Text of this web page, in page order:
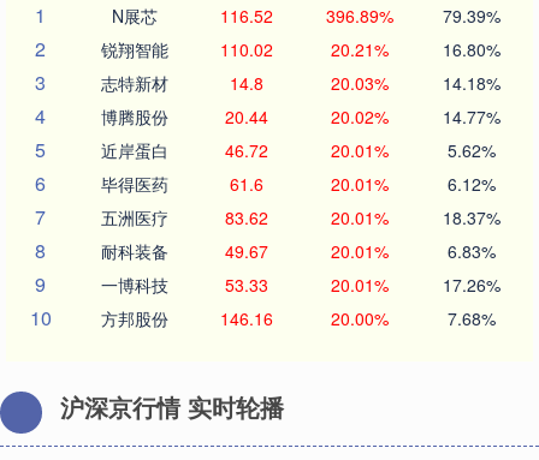
1
N展芯 116.52 396.89% 79.39%
2 锐翔智能 110.02 20.21% 16.80%
3 志特新材 14.8 20.03% 14.18%
4 博腾股份 20.44 20.02% 14.77%
5 近岸蛋白 46.72 20.01% 5.62%
6 毕得医药 61.6 20.01% 6.12%
7 五洲医疗 83.62 20.01% 18.37%
8 耐科装备 49.67 20.01% 6.83%
9 一博科技 53.33 20.01% 17.26%
10 方邦股份 146.16 20.00% 7.68%
沪深京行情 实时轮播